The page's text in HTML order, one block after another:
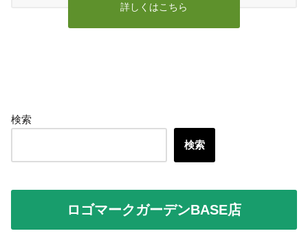
詳しくはこちら
検索
検索
ロゴマークガーデンBASE店